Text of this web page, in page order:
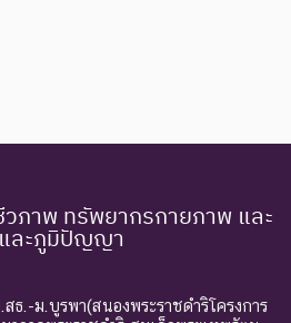
ภาพ ทรัพยากรกายภาพ และ
ละภูมิปัญญา
ธ.-ม.บูรพา(สนองพระราชดำริโครงการ